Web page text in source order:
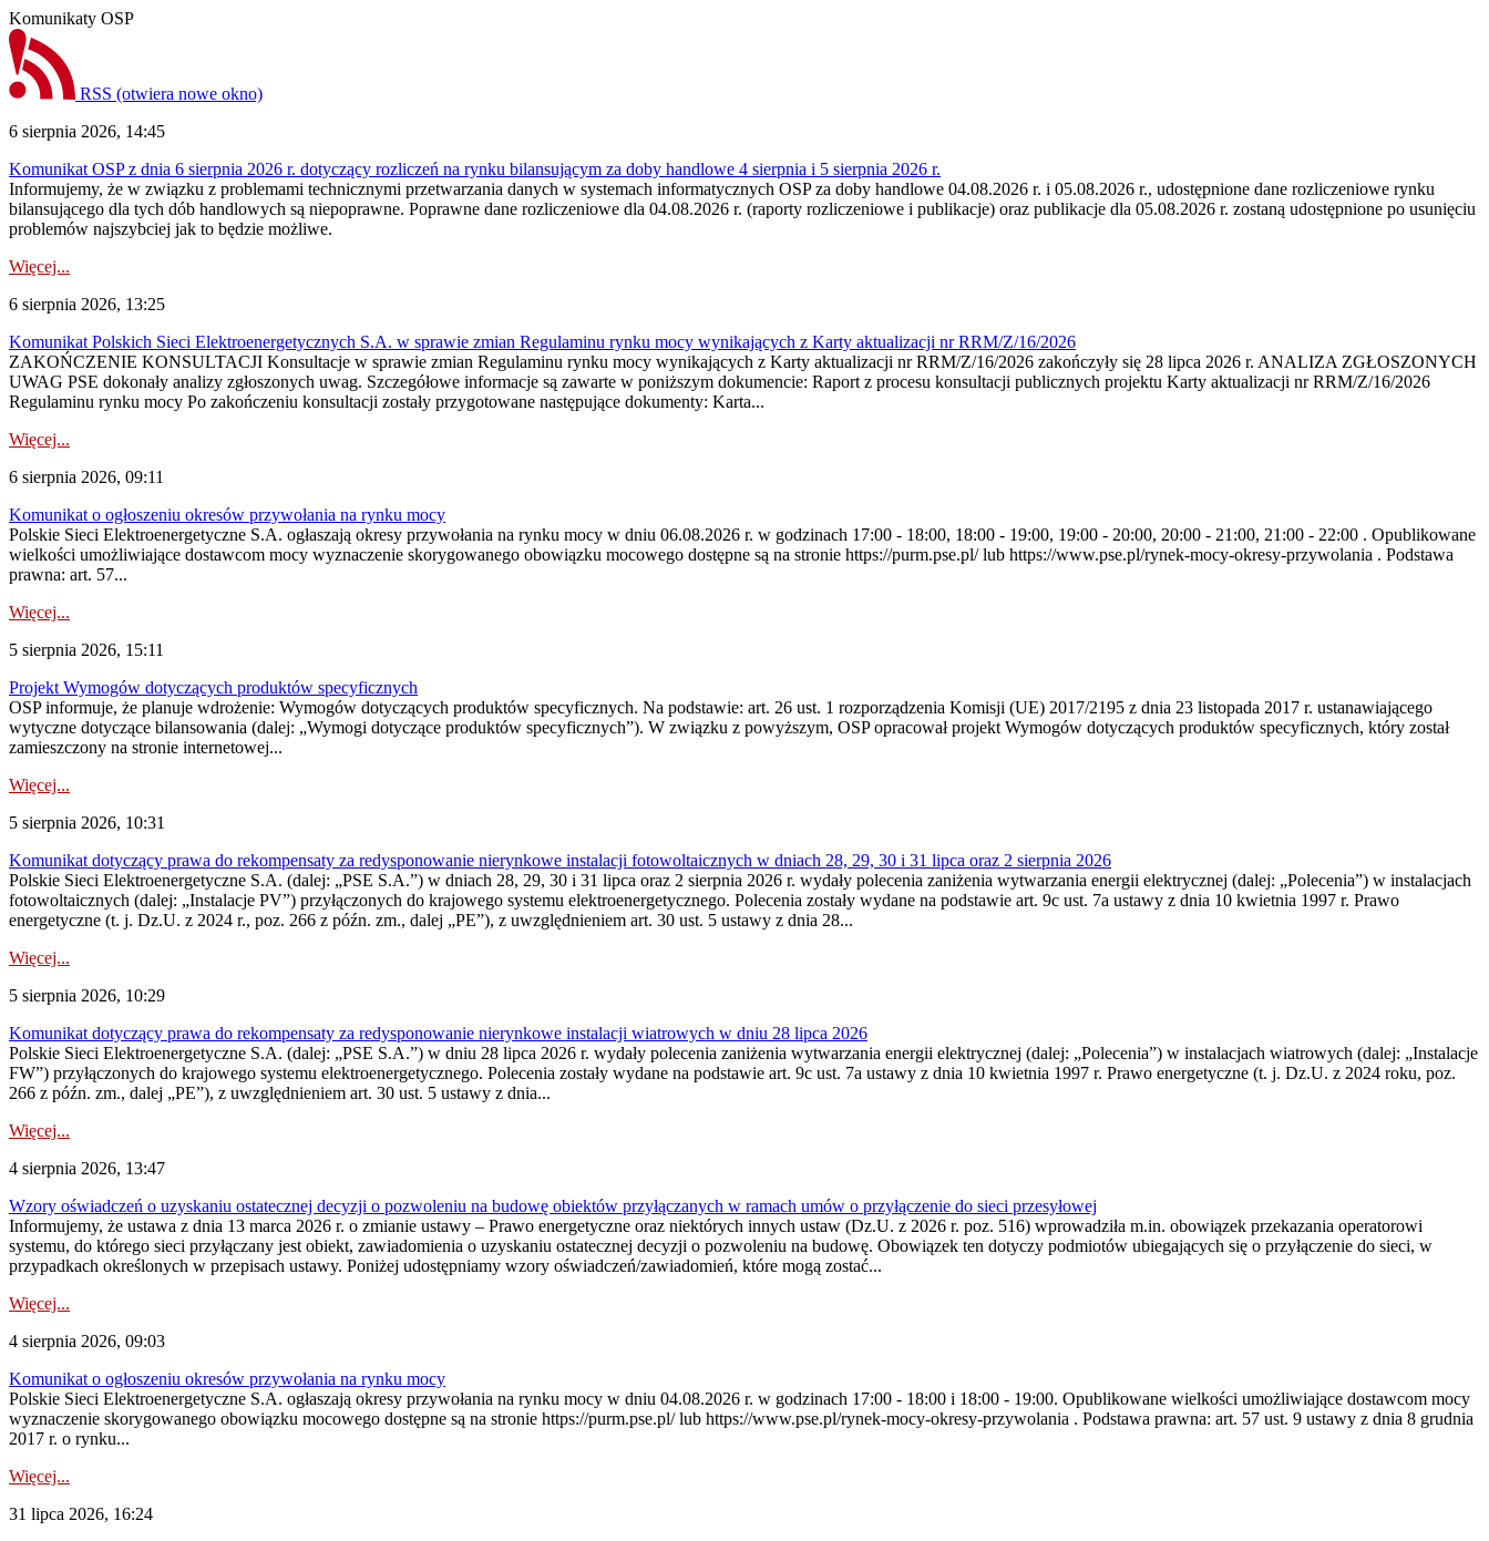
Komunikaty OSP
RSS (otwiera nowe okno)
6 sierpnia 2026, 14:45
Komunikat OSP z dnia 6 sierpnia 2026 r. dotyczący rozliczeń na rynku bilansującym za doby handlowe 4 sierpnia i 5 sierpnia 2026 r.
Informujemy, że w związku z problemami technicznymi przetwarzania danych w systemach informatycznych OSP za doby handlowe 04.08.2026 r. i 05.08.2026 r., udostępnione dane rozliczeniowe rynku
bilansującego dla tych dób handlowych są niepoprawne. Poprawne dane rozliczeniowe dla 04.08.2026 r. (raporty rozliczeniowe i publikacje) oraz publikacje dla 05.08.2026 r. zostaną udostępnione po usunięciu
problemów najszybciej jak to będzie możliwe.
Więcej...
6 sierpnia 2026, 13:25
Komunikat Polskich Sieci Elektroenergetycznych S.A. w sprawie zmian Regulaminu rynku mocy wynikających z Karty aktualizacji nr RRM/Z/16/2026
ZAKOŃCZENIE KONSULTACJI Konsultacje w sprawie zmian Regulaminu rynku mocy wynikających z Karty aktualizacji nr RRM/Z/16/2026 zakończyły się 28 lipca 2026 r. ANALIZA ZGŁOSZONYCH
UWAG PSE dokonały analizy zgłoszonych uwag. Szczegółowe informacje są zawarte w poniższym dokumencie: Raport z procesu konsultacji publicznych projektu Karty aktualizacji nr RRM/Z/16/2026
Regulaminu rynku mocy Po zakończeniu konsultacji zostały przygotowane następujące dokumenty: Karta...
Więcej...
6 sierpnia 2026, 09:11
Komunikat o ogłoszeniu okresów przywołania na rynku mocy
Polskie Sieci Elektroenergetyczne S.A. ogłaszają okresy przywołania na rynku mocy w dniu 06.08.2026 r. w godzinach 17:00 - 18:00, 18:00 - 19:00, 19:00 - 20:00, 20:00 - 21:00, 21:00 - 22:00 . Opublikowane
wielkości umożliwiające dostawcom mocy wyznaczenie skorygowanego obowiązku mocowego dostępne są na stronie https://purm.pse.pl/ lub https://www.pse.pl/rynek-mocy-okresy-przywolania . Podstawa
prawna: art. 57...
Więcej...
5 sierpnia 2026, 15:11
Projekt Wymogów dotyczących produktów specyficznych
OSP informuje, że planuje wdrożenie: Wymogów dotyczących produktów specyficznych. Na podstawie: art. 26 ust. 1 rozporządzenia Komisji (UE) 2017/2195 z dnia 23‍ listopada 2017 r. ustanawiającego
wytyczne dotyczące bilansowania (dalej: „Wymogi dotyczące produktów specyficznych”). W związku z powyższym, OSP opracował projekt Wymogów dotyczących produktów specyficznych, który został
zamieszczony na stronie internetowej...
Więcej...
5 sierpnia 2026, 10:31
Komunikat dotyczący prawa do rekompensaty za redysponowanie nierynkowe instalacji fotowoltaicznych w dniach 28, 29, 30 i 31 lipca oraz 2 sierpnia 2026
Polskie Sieci Elektroenergetyczne S.A. (dalej: „PSE S.A.”) w dniach 28, 29, 30 i 31 lipca oraz 2 sierpnia 2026 r. wydały polecenia zaniżenia wytwarzania energii elektrycznej (dalej: „Polecenia”) w instalacjach
fotowoltaicznych (dalej: „Instalacje PV”) przyłączonych do krajowego systemu elektroenergetycznego. Polecenia zostały wydane na podstawie art. 9c ust. 7a ustawy z dnia 10 kwietnia 1997 r. Prawo
energetyczne (t. j. Dz.U. z 2024 r., poz. 266 z późn. zm., dalej „PE”), z uwzględnieniem art. 30 ust. 5 ustawy z dnia 28...
Więcej...
5 sierpnia 2026, 10:29
Komunikat dotyczący prawa do rekompensaty za redysponowanie nierynkowe instalacji wiatrowych w dniu 28 lipca 2026
Polskie Sieci Elektroenergetyczne S.A. (dalej: „PSE S.A.”) w dniu 28 lipca 2026 r. wydały polecenia zaniżenia wytwarzania energii elektrycznej (dalej: „Polecenia”) w instalacjach wiatrowych (dalej: „Instalacje
FW”) przyłączonych do krajowego systemu elektroenergetycznego. Polecenia zostały wydane na podstawie art. 9c ust. 7a ustawy z dnia 10 kwietnia 1997 r. Prawo energetyczne (t. j. Dz.U. z 2024 roku, poz.
266 z późn. zm., dalej „PE”), z uwzględnieniem art. 30 ust. 5 ustawy z dnia...
Więcej...
4 sierpnia 2026, 13:47
Wzory oświadczeń o uzyskaniu ostatecznej decyzji o pozwoleniu na budowę obiektów przyłączanych w ramach umów o przyłączenie do sieci przesyłowej
Informujemy, że ustawa z dnia 13 marca 2026 r. o zmianie ustawy – Prawo energetyczne oraz niektórych innych ustaw (Dz.U. z 2026 r. poz. 516) wprowadziła m.in. obowiązek przekazania operatorowi
systemu, do którego sieci przyłączany jest obiekt, zawiadomienia o uzyskaniu ostatecznej decyzji o pozwoleniu na budowę. Obowiązek ten dotyczy podmiotów ubiegających się o przyłączenie do sieci, w
przypadkach określonych w przepisach ustawy. Poniżej udostępniamy wzory oświadczeń/zawiadomień, które mogą zostać...
Więcej...
4 sierpnia 2026, 09:03
Komunikat o ogłoszeniu okresów przywołania na rynku mocy
Polskie Sieci Elektroenergetyczne S.A. ogłaszają okresy przywołania na rynku mocy w dniu 04.08.2026 r. w godzinach 17:00 - 18:00 i 18:00 - 19:00. Opublikowane wielkości umożliwiające dostawcom mocy
wyznaczenie skorygowanego obowiązku mocowego dostępne są na stronie https://purm.pse.pl/ lub https://www.pse.pl/rynek-mocy-okresy-przywolania . Podstawa prawna: art. 57 ust. 9 ustawy z dnia 8 grudnia
2017 r. o rynku...
Więcej...
31 lipca 2026, 16:24